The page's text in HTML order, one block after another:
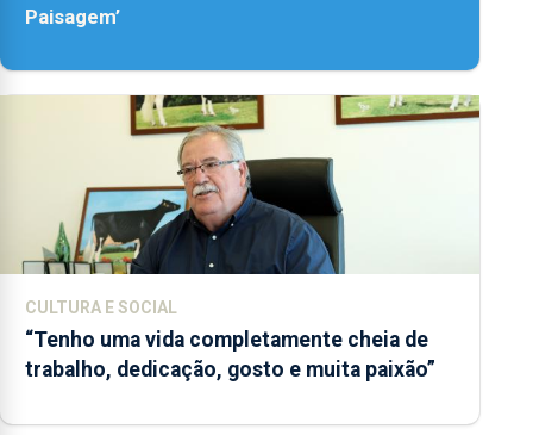
Paisagem’
CULTURA E SOCIAL
“Tenho uma vida completamente cheia de
trabalho, dedicação, gosto e muita paixão”